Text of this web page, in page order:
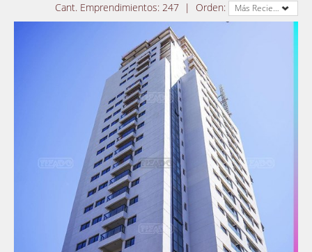
Cant. Emprendimientos: 247 | Orden: Más Reciente